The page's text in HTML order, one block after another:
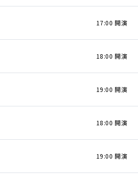
17:00 開演
18:00 開演
19:00 開演
18:00 開演
19:00 開演